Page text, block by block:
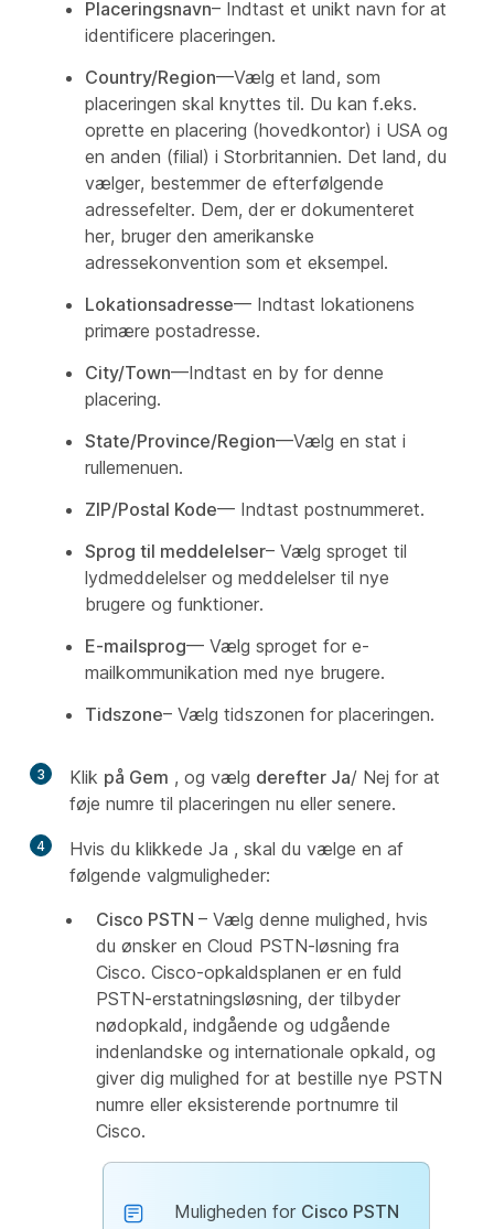
Placeringsnavn– Indtast et unikt navn for at
identificere placeringen.
Country/Region—Vælg et land, som
placeringen skal knyttes til. Du kan f.eks.
oprette en placering (hovedkontor) i USA og
en anden (filial) i Storbritannien. Det land, du
vælger, bestemmer de efterfølgende
adressefelter. Dem, der er dokumenteret
her, bruger den amerikanske
adressekonvention som et eksempel.
Lokationsadresse— Indtast lokationens
primære postadresse.
City/Town—Indtast en by for denne
placering.
State/Province/Region—Vælg en stat i
rullemenuen.
ZIP/Postal Kode— Indtast postnummeret.
Sprog til meddelelser– Vælg sproget til
lydmeddelelser og meddelelser til nye
brugere og funktioner.
E-mailsprog— Vælg sproget for e-
mailkommunikation med nye brugere.
Tidszone– Vælg tidszonen for placeringen.
3 Klik på Gem , og vælg derefter Ja/ Nej for at
føje numre til placeringen nu eller senere.
4 Hvis du klikkede Ja , skal du vælge en af
følgende valgmuligheder:
Cisco PSTN – Vælg denne mulighed, hvis
du ønsker en Cloud PSTN-løsning fra
Cisco. Cisco-opkaldsplanen er en fuld
PSTN-erstatningsløsning, der tilbyder
nødopkald, indgående og udgående
indenlandske og internationale opkald, og
giver dig mulighed for at bestille nye PSTN
numre eller eksisterende portnumre til
Cisco.
Muligheden for Cisco PSTN